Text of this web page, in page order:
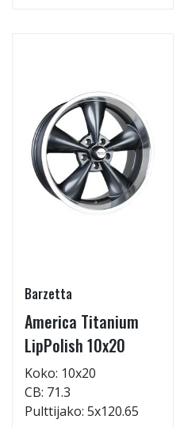
Barzetta
America Titanium
LipPolish 10x20
Koko: 10x20
CB: 71.3
Pulttijako: 5x120.65